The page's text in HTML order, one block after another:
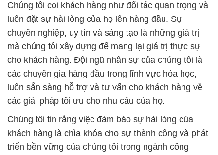
Chúng tôi coi khách hàng như đối tác quan trọng và
luôn đặt sự hài lòng của họ lên hàng đầu. Sự
chuyên nghiệp, uy tín và sáng tạo là những giá trị
mà chúng tôi xây dựng để mang lại giá trị thực sự
cho khách hàng. Đội ngũ nhân sự của chúng tôi là
các chuyên gia hàng đầu trong lĩnh vực hóa học,
luôn sẵn sàng hỗ trợ và tư vấn cho khách hàng về
các giải pháp tối ưu cho nhu cầu của họ.
Chúng tôi tin rằng việc đảm bảo sự hài lòng của
khách hàng là chìa khóa cho sự thành công và phát
triển bền vững của chúng tôi trong ngành công